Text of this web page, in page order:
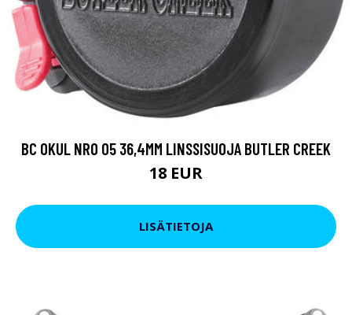
BC OKUL NRO 05 36,4MM LINSSISUOJA BUTLER CREEK
18 EUR
LISÄTIETOJA